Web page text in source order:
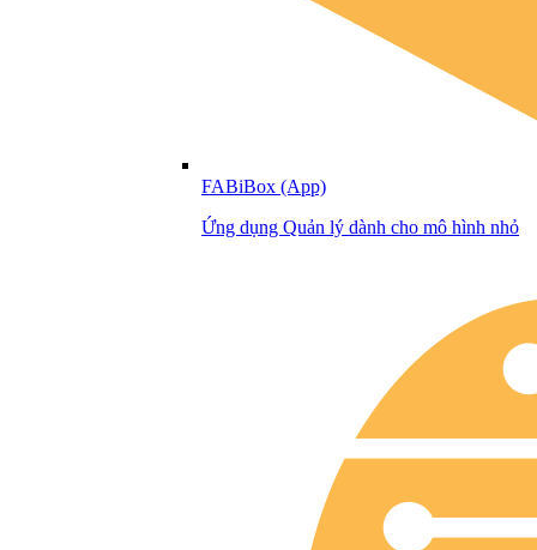
FABiBox (App)
Ứng dụng Quản lý dành cho mô hình nhỏ